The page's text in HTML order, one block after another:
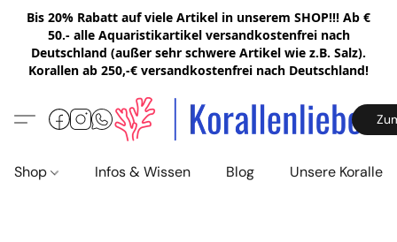
Bis 20% Rabatt auf viele Artikel in unserem SHOP!!! Ab €
50.- alle Aquaristikartikel versandkostenfrei nach
Deutschland (außer sehr schwere Artikel wie z.B. Salz).
Korallen ab 250,-€ versandkostenfrei nach Deutschland!
Shop Infos & Wissen Blog Unsere Korallen